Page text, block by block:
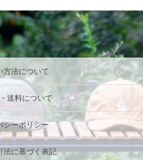
方法について
送料について
シーポリシー
法に基づく表記